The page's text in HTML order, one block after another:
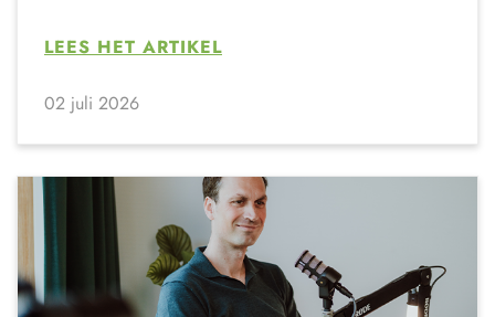
LEES HET ARTIKEL
02 juli 2026